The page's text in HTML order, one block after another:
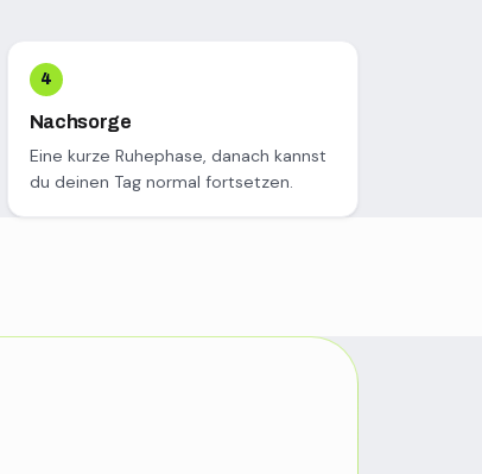
Nachsorge
Eine kurze Ruhephase, danach kannst
du deinen Tag normal fortsetzen.